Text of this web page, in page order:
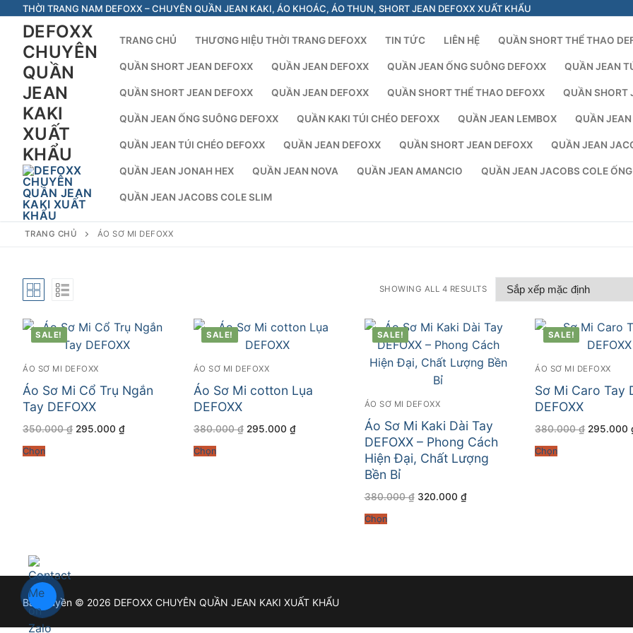
Chuyển
dung
THỜI TRANG NAM DEFOXX – CHUYÊN QUẦN JEAN KAKI, ÁO KHOÁC, ÁO THUN, SHORT JEAN DEFOXX XUẤT KHẨU
DEFOXX
CHUYÊN
QUẦN
JEAN
KAKI
XUẤT
KHẨU
TRANG CHỦ THƯƠNG HIỆU THỜI TRANG DEFOXX TIN TỨC LIÊN HỆ QUẦN SHORT THỂ THAO
QUẦN SHORT JEAN DEFOXX QUẦN JEAN DEFOXX QUẦN JEAN ỐNG SUÔNG DEFOXX QUẦN JEAN
QUẦN SHORT JEAN DEFOXX QUẦN JEAN DEFOXX QUẦN SHORT THỂ THAO DEFOXX QUẦN SHORT
QUẦN JEAN ỐNG SUÔNG DEFOXX QUẦN KAKI TÚI CHÉO DEFOXX QUẦN JEAN LEMBOX QUẦN
QUẦN JEAN TÚI CHÉO DEFOXX QUẦN JEAN DEFOXX QUẦN SHORT JEAN DEFOXX QUẦN JEAN
QUẦN JEAN JONAH HEX QUẦN JEAN NOVA QUẦN JEAN AMANCIO QUẦN JEAN JACOBS COLE
QUẦN JEAN JACOBS COLE SLIM
TRANG CHỦ ÁO SƠ MI DEFOXX
SHOWING ALL 4 RESULTS
SALE!
ÁO SƠ MI DEFOXX
Áo Sơ Mi Cổ Trụ Ngắn
Tay DEFOXX
350.000₫ Giá
295.000 ₫Giá
Chọn
SALE!
ÁO SƠ MI DEFOXX
Áo Sơ Mi cotton Lụa
DEFOXX
380.000₫ Giá
295.000 ₫Giá
hiện
Chọn
SALE!
ÁO SƠ MI DEFOXX
Áo Sơ Mi Kaki Dài Tay
DEFOXX – Phong Cách
Hiện Đại, Chất Lượng
Bền Bỉ
380.000₫ Giá
320.000 ₫Giá
hiện
Chọn
SALE!
ÁO SƠ MI DEFOXX
Sơ Mi Caro Tay
DEFOXX
380.000₫ Giá
295.000
Chọn
Bản quyền © 2026 DEFOXX CHUYÊN QUẦN JEAN KAKI XUẤT KHẨU